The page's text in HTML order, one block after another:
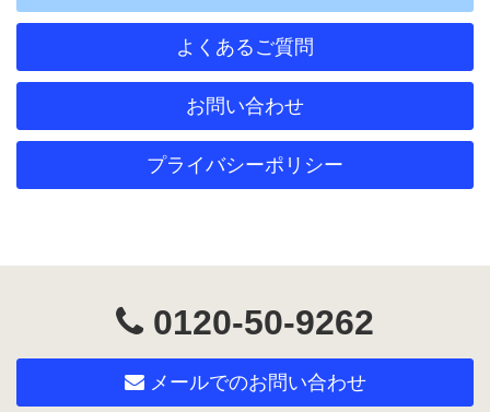
よくあるご質問
お問い合わせ
プライバシーポリシー
0120-50-9262
メールでのお問い合わせ